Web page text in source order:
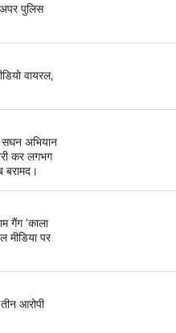
पुलिस
वायरल,
सघन अभियान
कर लगभग
गैंग ‘काला
मीडिया पर
आरोपी